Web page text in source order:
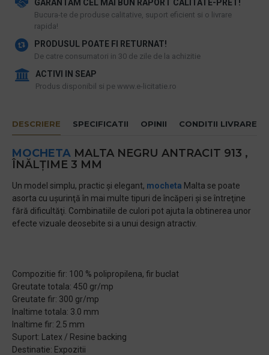
GARANTAM CEL MAI BUN RAPORT CALITATE-PRET!
​Bucura-te de produse calitative, suport eficient si o livrare
rapida!
PRODUSUL POATE FI RETURNAT!
De catre consumatori in 30 de zile de la achizitie
ACTIVI IN SEAP
Produs disponibil si pe www.e-licitatie.ro
DESCRIERE SPECIFICATII OPINII CONDITII LIVRARE
MOCHETA MALTA NEGRU ANTRACIT 913 ,
ÎNĂLȚIME 3 MM
Un model simplu, practic şi elegant, mocheta Malta se poate
asorta cu uşurinţă în mai multe tipuri de încăperi şi se întreţine
fără dificultăţi. Combinatiile de culori pot ajuta la obtinerea unor
efecte vizuale deosebite si a unui design atractiv.
Compozitie fir: 100 % polipropilena, fir buclat
Greutate totala: 450 gr/mp
Greutate fir: 300 gr/mp
Inaltime totala: 3.0 mm
Inaltime fir: 2.5 mm
Suport: Latex / Resine backing
Destinatie: Expozitii